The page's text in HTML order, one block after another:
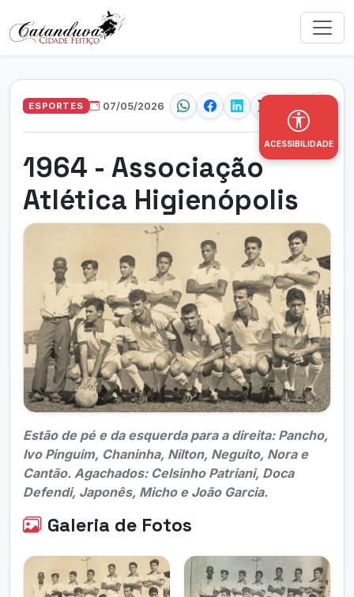
ESPORTES 07/05/2026
1964 - Associação
Atlética Higienópolis
Estão de pé e da esquerda para a direita: Pancho,
Ivo Pinguim, Chaninha, Nilton, Neguito, Nora e
Cantão. Agachados: Celsinho Patriani, Doca
Defendi, Japonês, Micho e João Garcia.
Galeria de Fotos
ACESSIBILIDADE